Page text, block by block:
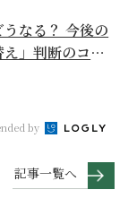
なる？ 今後の
」判断のコツ
by
記事一覧へ